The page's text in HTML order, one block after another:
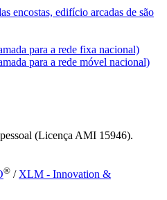
encostas, edifício arcadas de são
para a rede fixa nacional)
para a rede móvel nacional)
(Licença AMI 15946).
® / XLM - Innovation &